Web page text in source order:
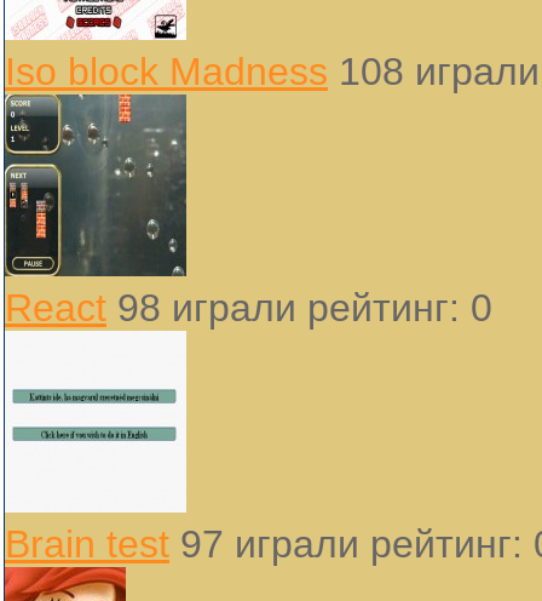
Iso block Madness 108
React 98 играли рейтинг: 0
Brain test 97 играли рейтинг: